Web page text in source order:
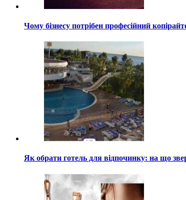
Чому бізнесу потрібен професійний
Як обрати готель для відпочинку: на що